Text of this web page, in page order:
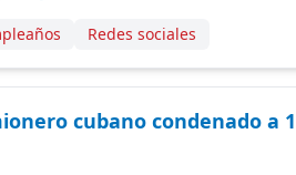
Redes sociales
cubano condenado a